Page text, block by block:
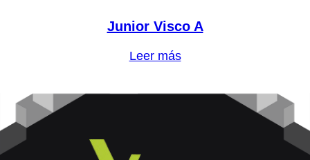
Junior Visco A
Leer más